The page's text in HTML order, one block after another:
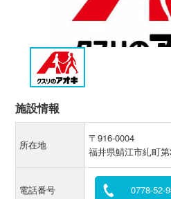
施設情報
所在地
〒916-0004
福井県鯖江市糺町
電話番号 0778-52-